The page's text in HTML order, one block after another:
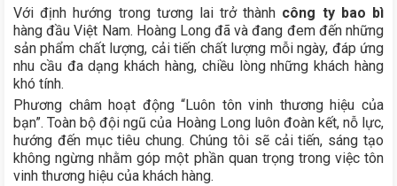
Với định hướng trong tương lai trở thành công ty bao bì
hàng đầu Việt Nam. Hoàng Long đã và đang đem đến những
sản phẩm chất lượng, cải tiến chất lượng mỗi ngày, đáp ứng
nhu cầu đa dạng khách hàng, chiều lòng những khách hàng
khó tính.
Phương châm hoạt động “Luôn tôn vinh thương hiệu của
bạn”. Toàn bộ đội ngũ của Hoàng Long luôn đoàn kết, nỗ lực,
hướng đến mục tiêu chung. Chúng tôi sẽ cải tiến, sáng tạo
không ngừng nhằm góp một phần quan trọng trong việc tôn
vinh thương hiệu của khách hàng.